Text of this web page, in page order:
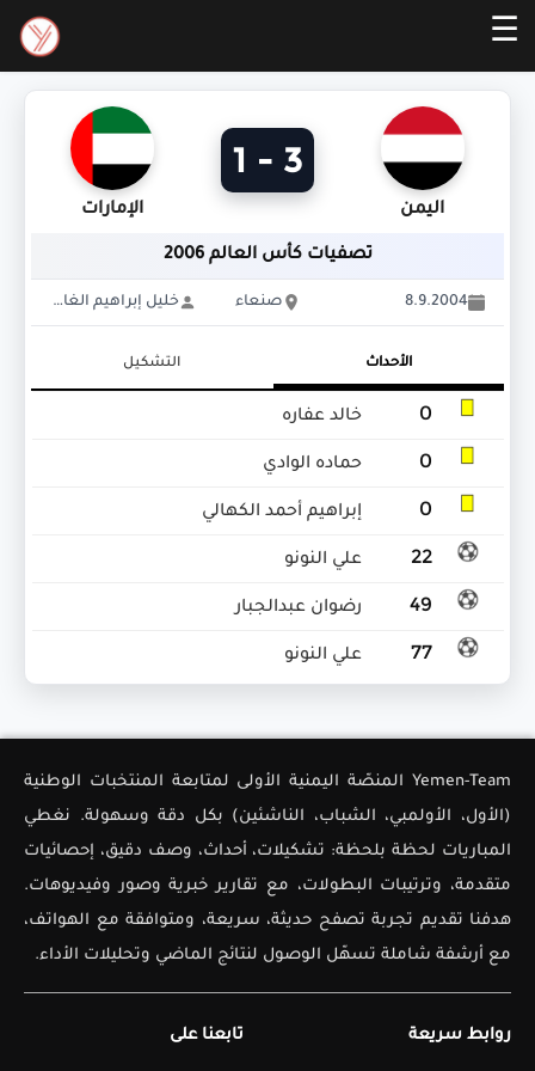
☰
اليمن
3 - 1
الإمارات
تصفيات كأس العالم 2006
8.9.2004 صنعاء خليل إبراهيم الغامدي
الأحداث التشكيل
0 خالد عفاره
0 حماده الوادي
0 إبراهيم أحمد الكهالي
22 علي النونو
49 رضوان عبدالجبار
77 علي النونو
Yemen-Team المنصّة اليمنية الأولى لمتابعة المنتخبات الوطنية
(الأول، الأولمبي، الشباب، الناشئين) بكل دقة وسهولة. نغطي
المباريات لحظة بلحظة: تشكيلات، أحداث، وصف دقيق، إحصائيات
متقدمة، وترتيبات البطولات، مع تقارير خبرية وصور وفيديوهات.
هدفنا تقديم تجربة تصفح حديثة، سريعة، ومتوافقة مع الهواتف،
مع أرشفة شاملة تسهّل الوصول لنتائج الماضي وتحليلات الأداء.
روابط سريعة تابعنا على